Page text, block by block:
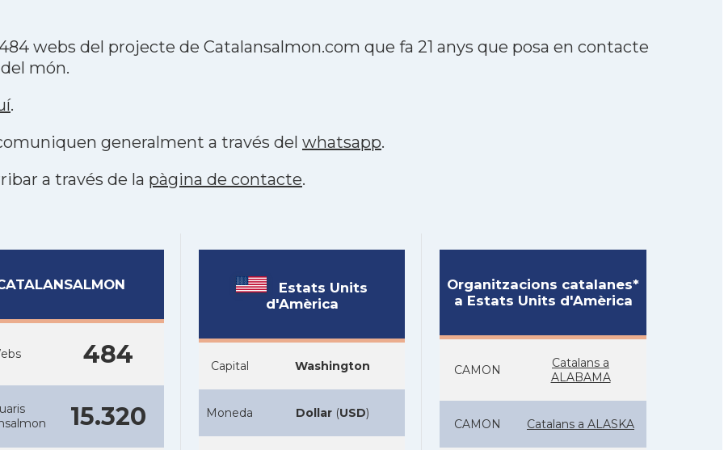
webs del projecte de Catalansalmon.com que fa 21 anys que posa en contacte
món.
.
generalment a través del whatsapp.
a través de la pàgina de contacte.
484
15.320
Estats Units
d'Amèrica
Capital Washington
Moneda Dollar (USD)
Organitzacions catalanes*
a Estats Units d'Amèrica
CAMON
Catalans a
ALABAMA
CAMON Catalans a ALASKA